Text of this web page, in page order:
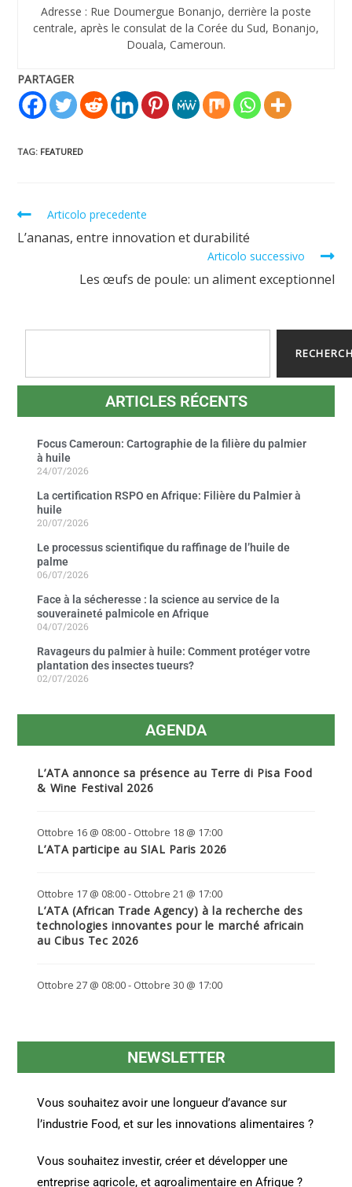
Adresse : Rue Doumergue Bonanjo, derrière la poste
centrale, après le consulat de la Corée du Sud, Bonanjo,
Douala, Cameroun.
PARTAGER
TAG: FEATURED
Articolo precedente
L’ananas, entre innovation et durabilité
Articolo successivo
Les œufs de poule: un aliment exceptionnel
ARTICLES RÉCENTS
Focus Cameroun: Cartographie de la filière du palmier
à huile
24/07/2026
La certification RSPO en Afrique: Filière du Palmier à
huile
20/07/2026
Le processus scientifique du raffinage de l’huile de
palme
06/07/2026
Face à la sécheresse : la science au service de la
souveraineté palmicole en Afrique
04/07/2026
Ravageurs du palmier à huile: Comment protéger votre
plantation des insectes tueurs?
02/07/2026
AGENDA
L’ATA annonce sa présence au Terre di Pisa Food
& Wine Festival 2026
Ottobre 16 @ 08:00- Ottobre 18 @ 17:00
L’ATA participe au SIAL Paris 2026
Ottobre 17 @ 08:00- Ottobre 21 @ 17:00
L’ATA (African Trade Agency) à la recherche des
technologies innovantes pour le marché africain
au Cibus Tec 2026
Ottobre 27 @ 08:00- Ottobre 30 @ 17:00
NEWSLETTER
Vous souhaitez avoir une longueur d’avance sur
l’industrie Food, et sur les innovations alimentaires ?
Vous souhaitez investir, créer et développer une
entreprise agricole, et agroalimentaire en Afrique ?